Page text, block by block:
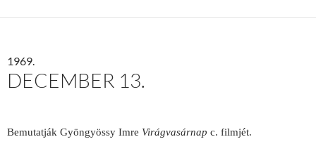
1969.
DECEMBER 13.
Bemutatják Gyöngyössy Imre Virágvasárnap c. filmjét.